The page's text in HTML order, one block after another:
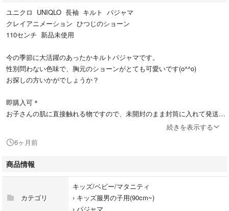
ユニクロ UNIQLO 長袖 キルト パジャマ
クレイアニメーション ひつじのショーン
110センチ 新品未使用
今の季節に大活躍のあったかキルトパジャマです。
性別問わない色味で、胸元のショーンがとても可愛いです(o^^o)
お探しの方いかがでしょうか？
即購入可＊
お子さんの肌に直接触れる物ですので、未開封のまま封筒に入れて発送し
値下げ不可
総柄のため、お送りする商品は、掲載の写真と柄の出方が異なる場合があ
他のフリマサイトにも出品中のため、突然出品を削除することがありま
続きを表示する
6ヶ月前
商品情報
カテゴリ
キッズ/ベビー/マタニティ
› キッズ服男の子用(90cm~)
› パジャマ